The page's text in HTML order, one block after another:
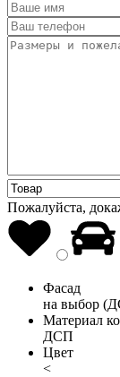
Пожалуйста,
Фасад
на выбор
Материал
ДСП
Цвет
<